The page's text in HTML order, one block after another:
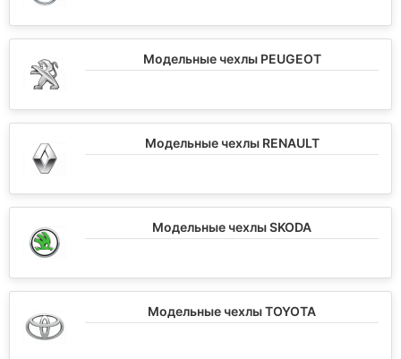
Модельные чехлы PEUGEOT
Модельные чехлы RENAULT
Модельные чехлы SKODA
Модельные чехлы TOYOTA